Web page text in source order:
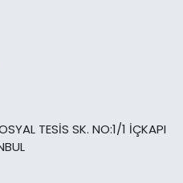
TESİS SK. NO:1/1 İÇKAPI